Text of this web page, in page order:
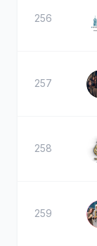
256
257
258
259